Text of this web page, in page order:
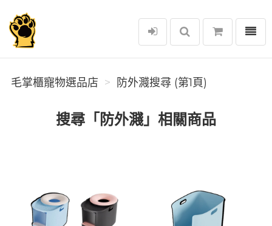
毛掌櫃寵物選品店
選單
毛掌櫃寵物選品店 防外濺搜尋 (第1頁)
搜尋「防外濺」相關商品